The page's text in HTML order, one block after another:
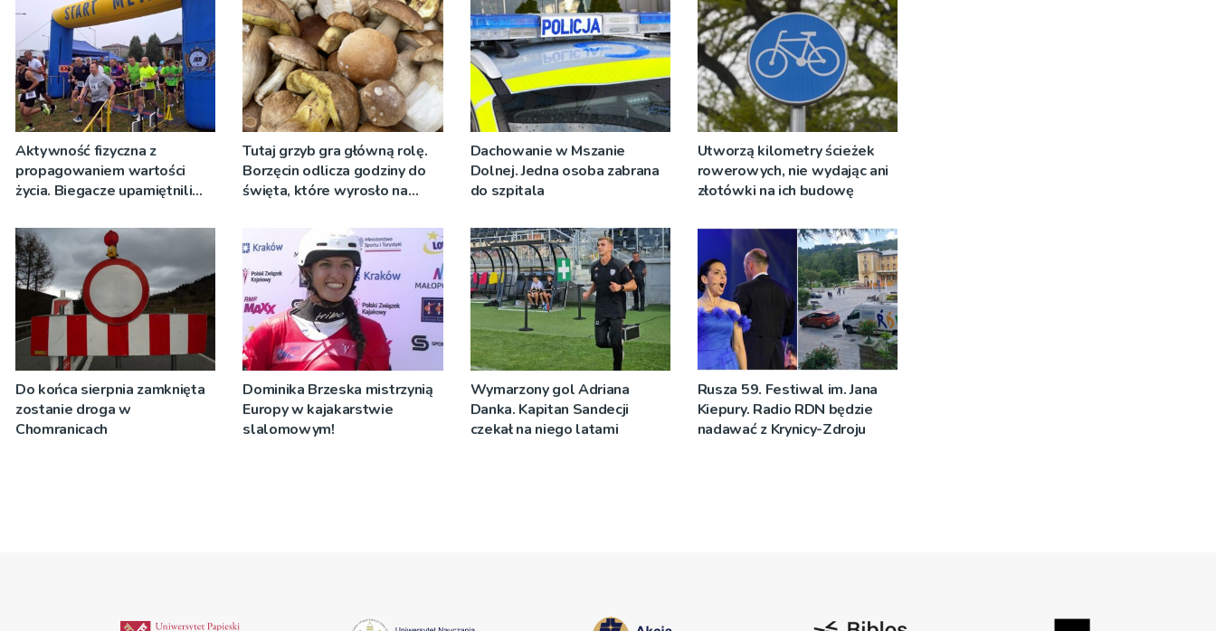
Aktywność fizyczna z
propagowaniem wartości
życia. Biegacze upamiętnili
Tutaj grzyb gra główną rolę.
Borzęcin odlicza godziny do
święta, które wyrosło na
Dachowanie w Mszanie
Dolnej. Jedna osoba zabrana
do szpitala
Utworzą kilometry ścieżek
rowerowych, nie wydając ani
złotówki na ich budowę
Do końca sierpnia zamknięta
zostanie droga w
Chomranicach
Dominika Brzeska mistrzynią
Europy w kajakarstwie
slalomowym!
Wymarzony gol Adriana
Danka. Kapitan Sandecji
czekał na niego latami
Rusza 59. Festiwal im. Jana
Kiepury. Radio RDN będzie
nadawać z Krynicy-Zdroju